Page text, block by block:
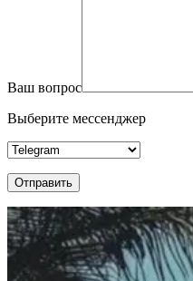
Ваш вопрос
Выберите мессенджер